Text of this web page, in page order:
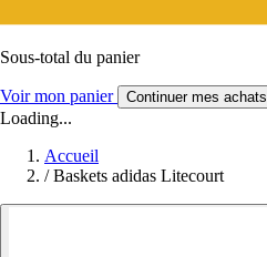
Sous-total du panier
Voir mon panier Continuer mes achats
Loading...
Accueil
/ Baskets adidas Litecourt